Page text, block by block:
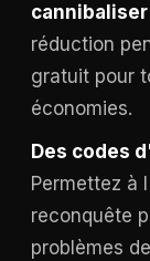
réduction
gratuit pour
économies.
Des codes
Permettez à
reconquête
problèmes